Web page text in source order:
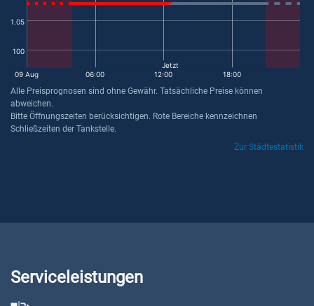
100
1.05
09 Aug 06:00 12:00 18:00
Jetzt
Alle Preisprognosen sind ohne Gewähr. Tatsächliche Preise können
abweichen.
Bitte Öffnungszeiten berücksichtigen. Rote Bereiche kennzeichnen
Schließzeiten der Tankstelle.
Zur Städtestatistik
Serviceleistungen